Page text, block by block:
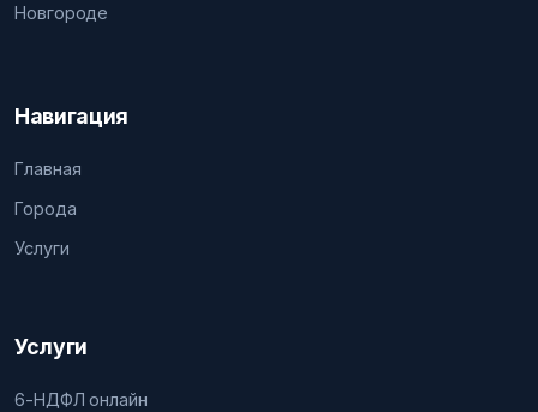
Новгороде
Навигация
Главная
Города
Услуги
Услуги
6-НДФЛ онлайн